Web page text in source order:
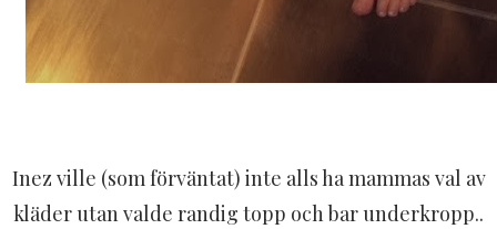
Inez ville (som förväntat) inte alls ha mammas val av
kläder utan valde randig topp och bar underkropp..